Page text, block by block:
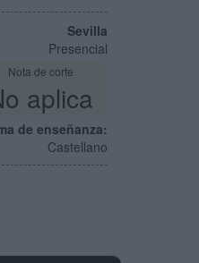
Sevilla
Presencial
Nota de corte
aplica
de enseñanza:
Castellano